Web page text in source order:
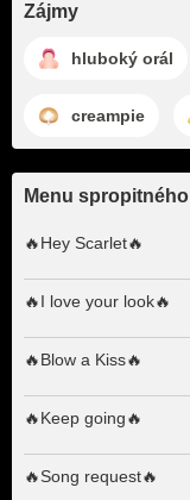
Zájmy
hluboký orál
creampie
Menu spropitného
🔥Hey Scarlet🔥
🔥I love your look🔥
🔥Blow a Kiss🔥
🔥Keep going🔥
🔥Song request🔥